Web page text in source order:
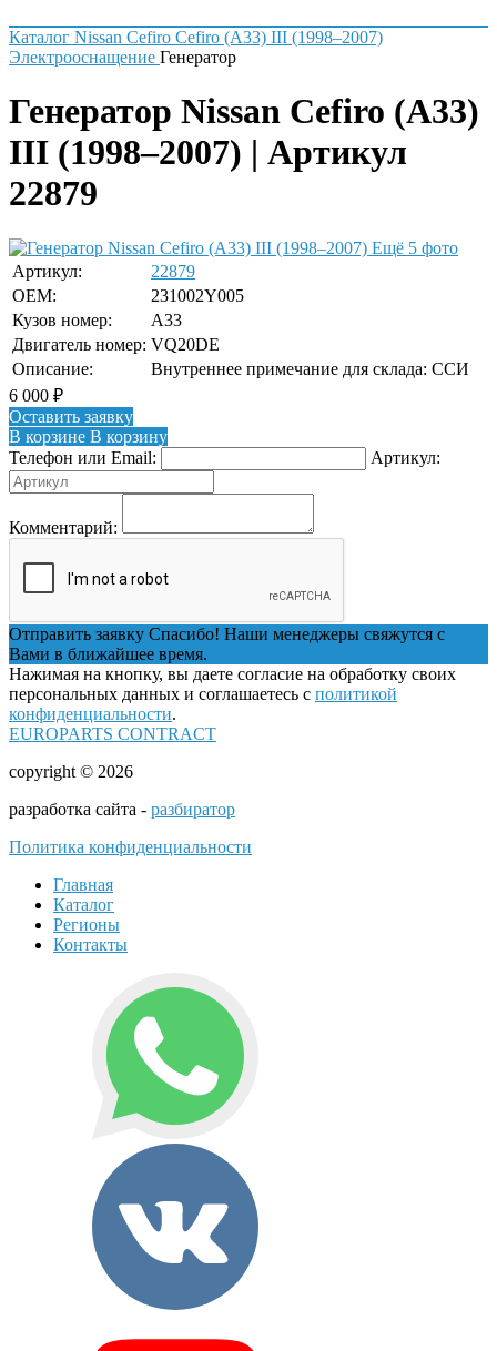
Каталог Nissan Cefiro Cefiro (A33) III (1998–2007)
Электрооснащение Генератор
Генератор Nissan Cefiro (A33)
III (1998–2007) | Артикул
22879
Ещё 5 фото
Артикул:
22879
OEM:
231002Y005
Кузов номер:
A33
Двигатель номер: VQ20DE
Описание:
Внутреннее примечание для склада: ССИ
6 000 ₽
Оставить заявку
В корзине В корзину
Телефон или Email:
Артикул:
Комментарий:
Отправить заявку Спасибо! Наши менеджеры свяжутся с
Вами в ближайшее время.
Нажимая на кнопку, вы даете согласие на обработку своих
персональных данных и соглашаетесь с политикой
конфиденциальности.
EUROPARTS CONTRACT
copyright © 2026
разработка сайта - разбиратор
Политика конфиденциальности
Главная
Каталог
Регионы
Контакты